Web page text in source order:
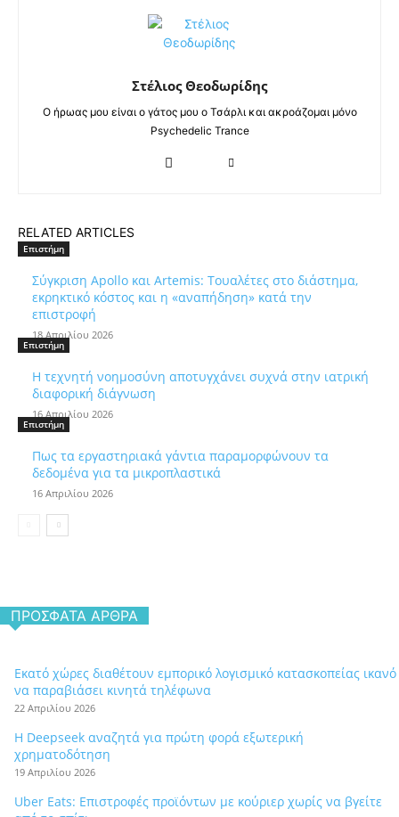
Στέλιος Θεοδωρίδης
Ο ήρωας μου είναι ο γάτος μου ο Τσάρλι και ακροάζομαι μόνο
Psychedelic Trance
RELATED ARTICLES
Επιστήμη
Σύγκριση Apollo και Artemis: Τουαλέτες στο διάστημα,
εκρηκτικό κόστος και η «αναπήδηση» κατά την
επιστροφή
18 Απριλίου 2026
Επιστήμη
Η τεχνητή νοημοσύνη αποτυγχάνει συχνά στην ιατρική
διαφορική διάγνωση
16 Απριλίου 2026
Επιστήμη
Πως τα εργαστηριακά γάντια παραμορφώνουν τα
δεδομένα για τα μικροπλαστικά
16 Απριλίου 2026
ΠΡΌΣΦΑΤΑ ΆΡΘΡΑ
Εκατό χώρες διαθέτουν εμπορικό λογισμικό κατασκοπείας ικανό
να παραβιάσει κινητά τηλέφωνα
22 Απριλίου 2026
Η Deepseek αναζητά για πρώτη φορά εξωτερική
χρηματοδότηση
19 Απριλίου 2026
Uber Eats: Επιστροφές προϊόντων με κούριερ χωρίς να βγείτε